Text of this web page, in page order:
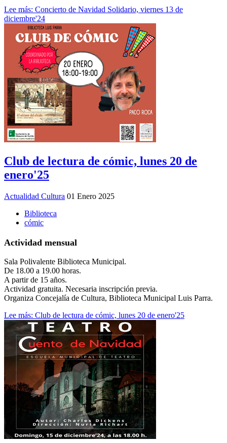
Lee más: Concierto de Navidad Solidario, viernes 13 de
diciembre'24
Club de lectura de cómic, lunes 20 de
enero'25
Actualidad Cultura 01 Enero 2025
Biblioteca
cómic
Actividad mensual
Sala Polivalente Biblioteca Municipal.
De 18.00 a 19.00 horas.
A partir de 15 años.
Actividad gratuita. Necesaria inscripción previa.
Organiza Concejalía de Cultura, Biblioteca Municipal Luis Parra.
Lee más: Club de lectura de cómic, lunes 20 de enero'25